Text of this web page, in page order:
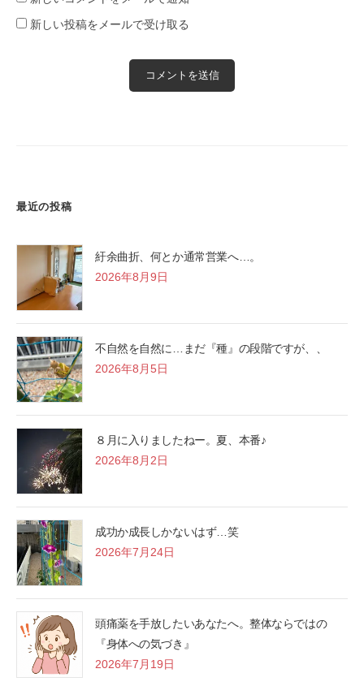
新しい投稿をメールで受け取る
最近の投稿
紆余曲折、何とか通常営業へ…。
2026年8月9日
不自然を自然に…まだ『種』の段階ですが、、
2026年8月5日
８月に入りましたねー。夏、本番♪
2026年8月2日
成功か成長しかないはず…笑
2026年7月24日
頭痛薬を手放したいあなたへ。整体ならではの
『身体への気づき』
2026年7月19日